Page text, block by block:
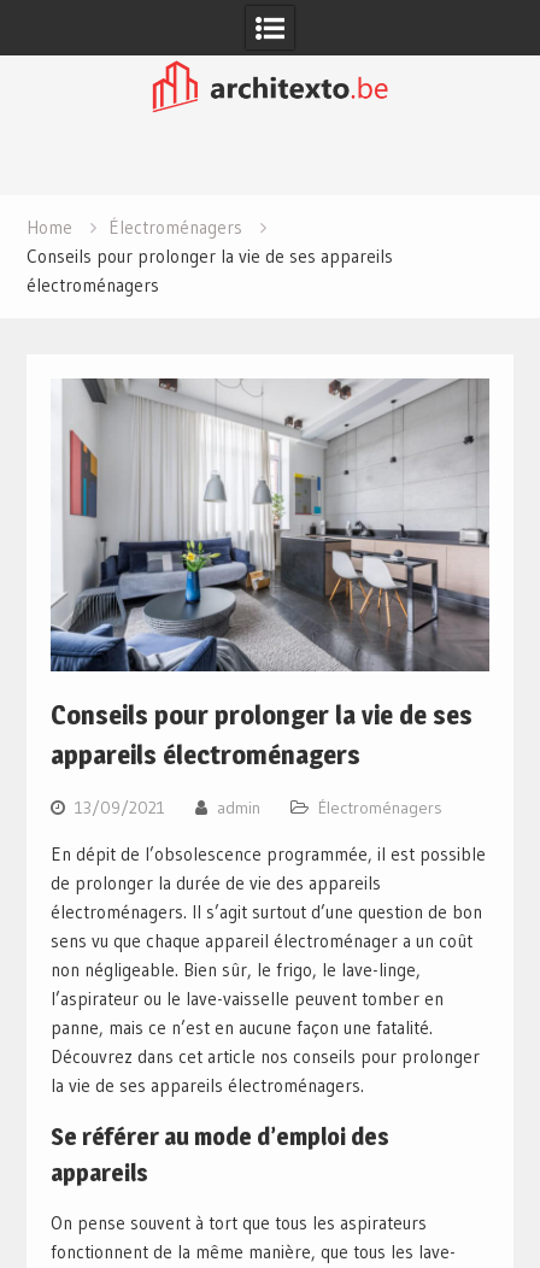
Home
Électroménagers
Conseils pour prolonger la vie de ses appareils
électroménagers
Conseils pour prolonger la vie de ses
appareils électroménagers
13/09/2021 admin Électroménagers
En dépit de l’obsolescence programmée, il est possible
de prolonger la durée de vie des appareils
électroménagers. Il s’agit surtout d’une question de bon
sens vu que chaque appareil électroménager a un coût
non négligeable. Bien sûr, le frigo, le lave-linge,
l’aspirateur ou le lave-vaisselle peuvent tomber en
panne, mais ce n’est en aucune façon une fatalité.
Découvrez dans cet article nos conseils pour prolonger
la vie de ses appareils électroménagers.
Se référer au mode d’emploi des
appareils
On pense souvent à tort que tous les aspirateurs
fonctionnent de la même manière, que tous les lave-